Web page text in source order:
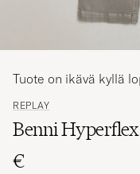
REPLAY
Benni
€
Tuote on ikävä kyllä